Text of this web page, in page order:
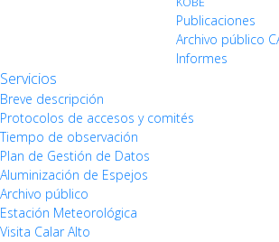
Publicaciones
Archivo público
Informes
Servicios
Breve descripción
Protocolos de accesos y comités
Tiempo de observación
Plan de Gestión de Datos
Aluminización de Espejos
Archivo público
Estación Meteorológica
Visita Calar Alto